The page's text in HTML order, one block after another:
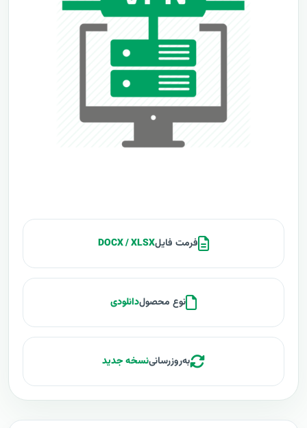
فرمت فایلDOCX / XLSX
نوع محصولدانلودی
به‌روزرسانینسخه جدید